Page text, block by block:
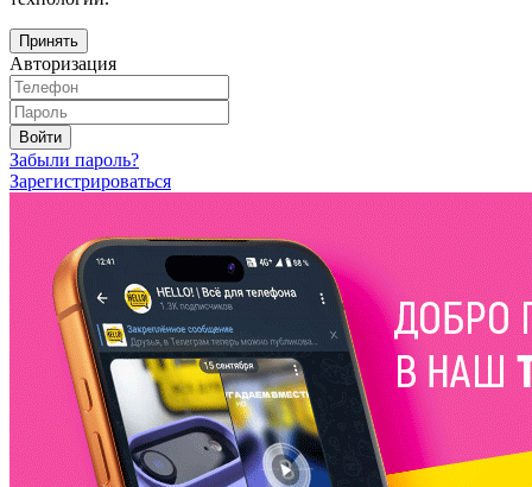
Принять
Авторизация
Войти
Забыли пароль?
Зарегистрироваться